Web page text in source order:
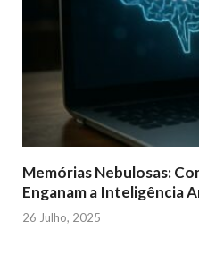
Memórias Nebulosas:
Enganam a Inteligência
26 Julho, 2025